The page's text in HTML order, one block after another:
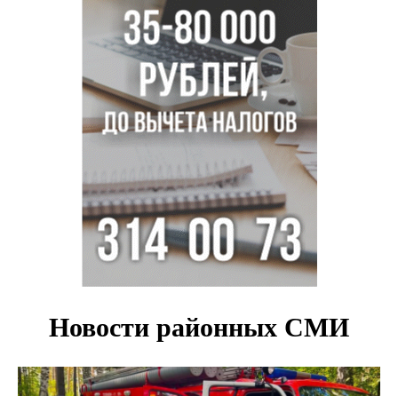
Актриса из Новосибирска Евгения Туркова сыграла мать
в сериале «Малой»